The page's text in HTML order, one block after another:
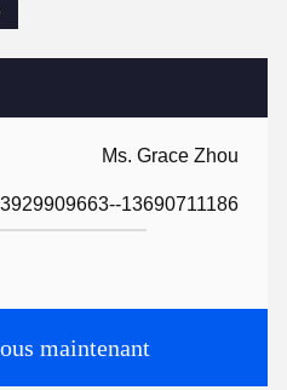
Ms. Grace Zhou
13690711186
maintenant